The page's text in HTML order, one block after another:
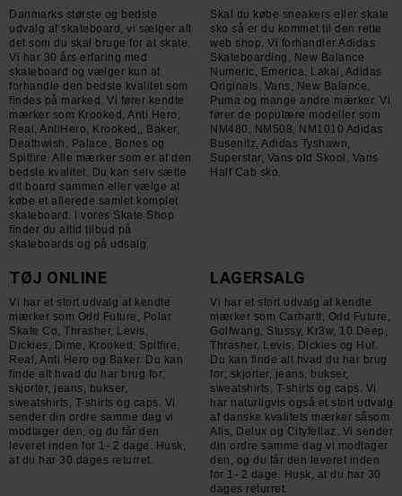
Danmarks største og bedste
udvalg af skateboard, vi sælger alt
det som du skal bruge for at skate.
Vi har 30 års erfaring med
skateboard og vælger kun at
forhandle den bedste kvalitet som
findes på marked. Vi fører kendte
mærker som Krooked, Anti Hero,
Real, AntiHero, Krooked,, Baker,
Deathwish, Palace, Bones og
Spitfire. Alle mærker som er af den
bedste kvalitet. Du kan selv sætte
dit board sammen eller vælge at
købe et allerede samlet komplet
skateboard. I vores Skate Shop
finder du altid tilbud på
skateboards og på udsalg.
Skal du købe sneakers eller skate
sko så er du kommet til den rette
web shop. Vi forhandler Adidas
Skateboarding, New Balance
Numeric, Emerica, Lakai, Adidas
Originals, Vans, New Balance,
Puma og mange andre mærker. Vi
fører de populære modeller som
NM480, NM508, NM1010 Adidas
Busenitz, Adidas Tyshawn,
Superstar, Vans old Skool, Vans
Half Cab sko.
TØJ ONLINE
Vi har et stort udvalg af kendte
mærker som Odd Future, Polar
Skate Co, Thrasher, Levis,
Dickies, Dime, Krooked, Spitfire,
Real, Anti Hero og Baker. Du kan
finde alt hvad du har brug for;
skjorter, jeans, bukser,
sweatshirts, T-shirts og caps. Vi
sender din ordre samme dag vi
modtager den, og du får den
leveret inden for 1- 2 dage. Husk,
at du har 30 dages returret.
LAGERSALG
Vi har et stort udvalg af kendte
mærker som Carhartt, Odd Future,
Golfwang, Stussy, Kr3w, 10.Deep,
Thrasher, Levis, Dickies og Huf.
Du kan finde alt hvad du har brug
for; skjorter, jeans, bukser,
sweatshirts, T-shirts og caps. Vi
har naturligvis også et stort udvalg
af danske kvalitets mærker såsom
Alis, Delux og Cityfellaz. Vi sender
din ordre samme dag vi modtager
den, og du får den leveret inden
for 1- 2 dage. Husk, at du har 30
dages returret.